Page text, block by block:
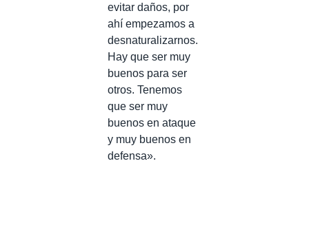
evitar daños, por
ahí empezamos a
desnaturalizarnos.
Hay que ser muy
buenos para ser
otros. Tenemos
que ser muy
buenos en ataque
y muy buenos en
defensa».